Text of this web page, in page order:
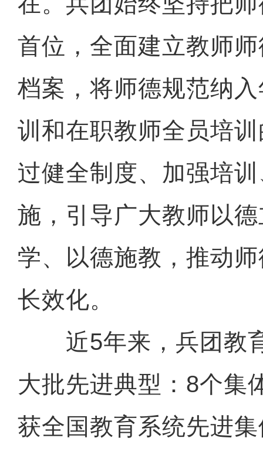
首位，全面建立教师
档案，将师德规范纳
训和在职教师全员培
过健全制度、加强培
施，引导广大教师以
学、以德施教，推动
长效化。
近5年来，兵团教
大批先进典型：8个集
获全国教育系统先进